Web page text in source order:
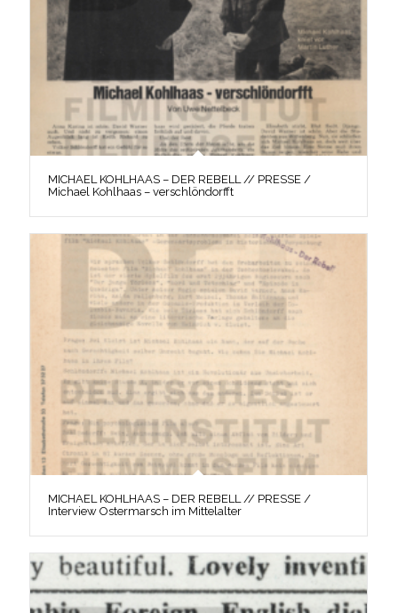
MICHAEL KOHLHAAS – DER REBELL // PRESSE /
Michael Kohlhaas – verschlöndorfft
MICHAEL KOHLHAAS – DER REBELL // PRESSE /
Interview Ostermarsch im Mittelalter